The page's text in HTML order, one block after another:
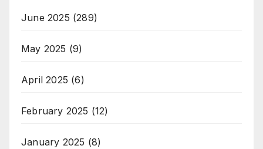
June 2025 (289)
May 2025 (9)
April 2025 (6)
February 2025 (12)
January 2025 (8)